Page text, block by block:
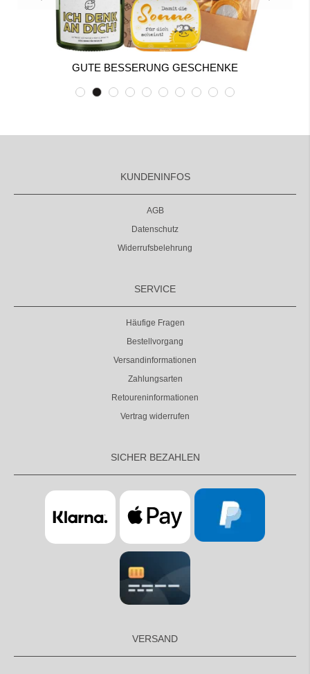
GUTE BESSERUNG GESCHENKE
KUNDENINFOS
AGB
Datenschutz
Widerrufsbelehrung
SERVICE
Häufige Fragen
Bestellvorgang
Versandinformationen
Zahlungsarten
Retoureninformationen
Vertrag widerrufen
SICHER BEZAHLEN
VERSAND